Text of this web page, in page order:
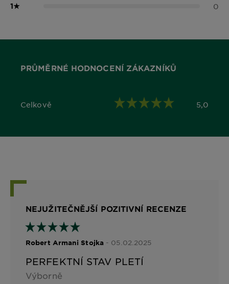
1★ 0
PRŮMĚRNÉ HODNOCENÍ ZÁKAZNÍKŮ
Celkově
5,0 out of 5 stars 5,0
NEJUŽITEČNĚJŠÍ POZITIVNÍ RECENZE
Robert Armani Stojka - 05.02.2025
PERFEKTNÍ STAV PLETÍ
Výborně